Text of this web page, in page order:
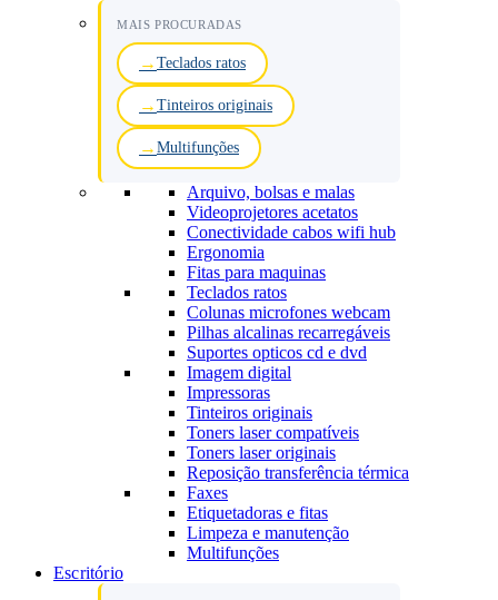
MAIS PROCURADAS
Teclados ratos
Tinteiros originais
Multifunções
Arquivo, bolsas e malas
Videoprojetores acetatos
Conectividade cabos wifi hub
Ergonomia
Fitas para maquinas
Teclados ratos
Colunas microfones webcam
Pilhas alcalinas recarregáveis
Suportes opticos cd e dvd
Imagem digital
Impressoras
Tinteiros originais
Toners laser compatíveis
Toners laser originais
Reposição transferência térmica
Faxes
Etiquetadoras e fitas
Limpeza e manutenção
Multifunções
Escritório